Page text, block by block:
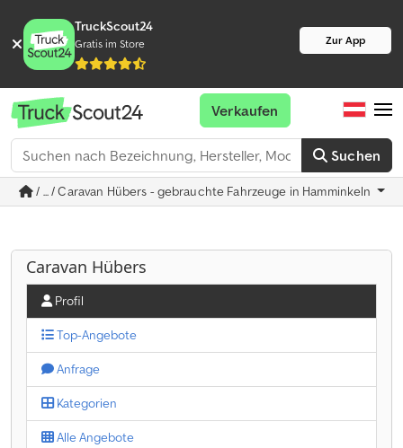
TruckScout24
Gratis im Store Zur App
Suchen
Verkaufen
/ ... / Caravan Hübers - gebrauchte Fahrzeuge in Hamminkeln
Caravan Hübers
Profil
Top-Angebote
Anfrage
Kategorien
Alle Angebote